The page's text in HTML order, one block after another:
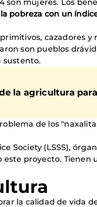
son mujeres. Los
pobreza con un
cazadores
son pueblos
sustento.
la agricultura
de los
Society (LSSS),
este proyecto. Tienen
la calidad de vida